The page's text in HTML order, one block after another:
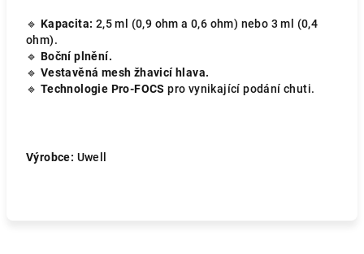
🔹 Kapacita: 2,5 ml (0,9 ohm a 0,6 ohm) nebo 3 ml (0,4
ohm).
🔹 Boční plnění.
🔹 Vestavěná mesh žhavicí hlava.
🔹 Technologie Pro-FOCS pro vynikající podání chuti.
Výrobce: Uwell